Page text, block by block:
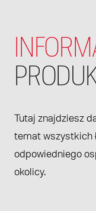
Tutaj znajdziesz
temat wszystkich
odpowiedniego
okolicy.